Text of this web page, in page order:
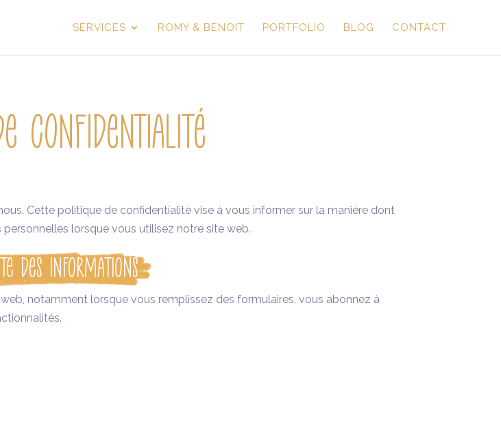
SERVICES ROMY & BENOIT PORTFOLIO BLOG CONTACT
Confidentialité
Cette politique de confidentialité vise à vous informer sur la manière dont
lorsque vous utilisez notre site web.
des Informations
notamment lorsque vous remplissez des formulaires, vous abonnez à